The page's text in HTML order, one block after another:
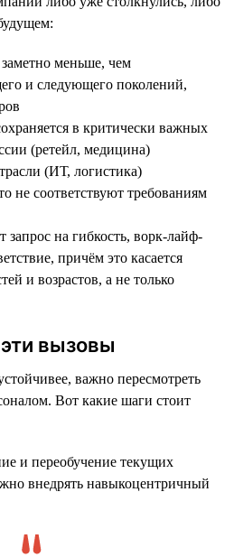
меньше, чем
и следующего поколений,
в критически важных
(ретейл, медицина)
(ИТ, логистика)
не соответствуют требованиям
запрос на гибкость, ворк-лайф-
причём это касается
и возрастов, а не только
вызовы
важно пересмотреть
Вот какие шаги стоит
и переобучение текущих
внедрять навыкоцентричный